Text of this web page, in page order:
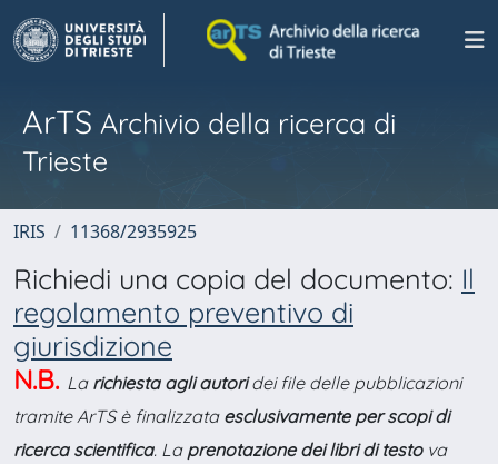
ArTS Archivio della ricerca di
Trieste
IRIS 11368/2935925
Richiedi una copia del documento: Il
regolamento preventivo di
giurisdizione
N.B. La richiesta agli autoridei file delle pubblicazioni
tramite ArTS è finalizzata esclusivamente per scopi di
ricerca scientifica. La prenotazione dei libri di testova